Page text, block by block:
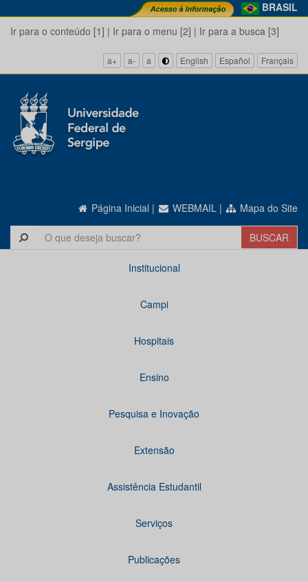
BRASIL
Ir para o conteúdo [1] | Ir para o menu [2] | Ir para a busca [3]
a+ a- a English Español Français
Página Inicial | WEBMAIL | Mapa do Site
Institucional
Campi
Hospitais
Ensino
Pesquisa e Inovação
Extensão
Assistência Estudantil
Serviços
Publicações